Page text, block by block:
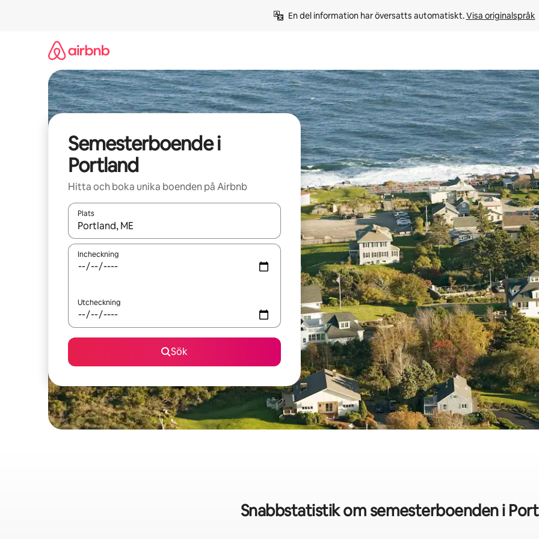
En del information har översatts automatiskt. Visa originalspråk
Semesterboende i
Portland
Hitta och boka unika boenden på Airbnb
Plats
När resultaten är tillgängliga kan du navigera med upp- och nedåtpilarna eller utforska genom att trycka eller svepa.
Incheckning
Utcheckning
Sök
Snabbstatistik om semesterboenden i